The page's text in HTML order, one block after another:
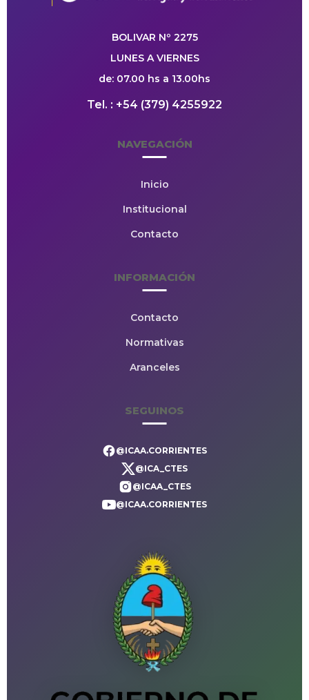
BOLIVAR Nº 2275
LUNES A VIERNES
de: 07.00 hs a 13.00hs
Tel. : +54 (379) 4255922
NAVEGACIÓN
Inicio
Institucional
Contacto
INFORMACIÓN
Contacto
Normativas
Aranceles
SEGUINOS
@ICAA.CORRIENTES
@ICA_CTES
@ICAA_CTES
@ICAA.CORRIENTES